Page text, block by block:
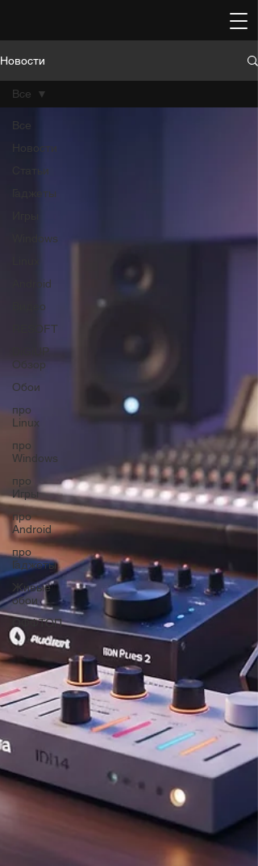
Новости
Все
Новости
Статьи
Гаджеты
Windows
Android
Видео
RESOFT
DiGiUP
Обзор
Обои
про
Linux
про
Windows
про
Игры
про
Android
про
Гаджеты
Живые
обои
ОФФТОП
Все